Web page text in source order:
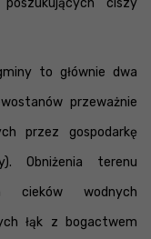
ciszy
to głównie dwa
przeważnie
przez gospodarkę
Obniżenia terenu
cieków wodnych
łąk z bogactwem